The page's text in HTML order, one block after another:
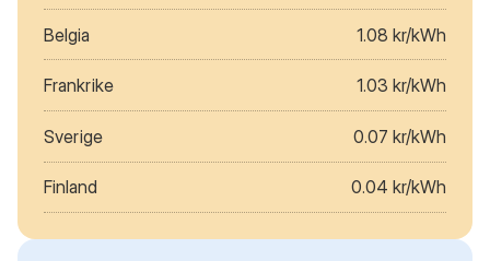
Belgia 1.08 kr/kWh
Frankrike 1.03 kr/kWh
Sverige 0.07 kr/kWh
Finland 0.04 kr/kWh